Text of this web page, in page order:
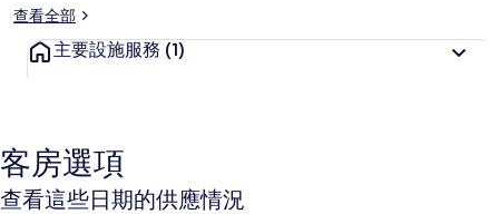
查看全部
主要設施服務 (1)
客房選項
查看這些日期的供應情況